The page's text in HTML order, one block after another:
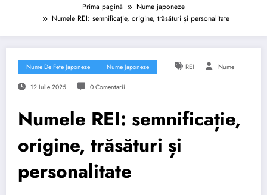
Prima pagină
Nume japoneze
Numele REI: semnificație, origine, trăsături și personalitate
Nume De Fete Japoneze Nume Japoneze REI Nume
12 Iulie 2025 0 Comentarii
Numele REI: semnificație,
origine, trăsături și
personalitate